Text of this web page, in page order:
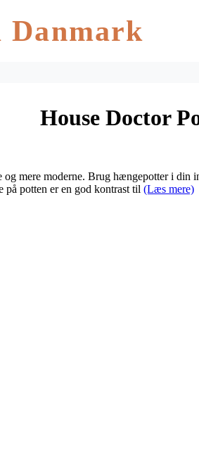
Danmark
House Doctor
mere moderne. Brug hængepotter i din
potten er en god kontrast til (Læs mere)